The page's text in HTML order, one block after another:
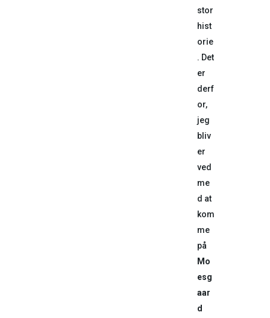
stor
hist
orie
. Det
er
derf
or,
jeg
bliv
er
ved
me
d at
kom
me
på
Mo
esg
aar
d